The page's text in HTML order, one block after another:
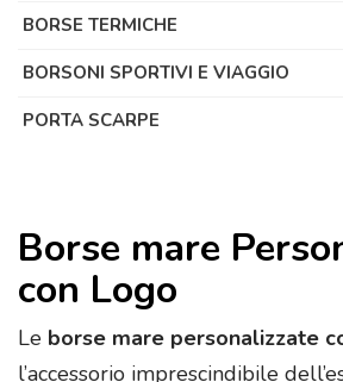
BORSE TERMICHE
BORSONI SPORTIVI E VIAGGIO
PORTA SCARPE
Borse mare
con Logo
Le borse mare personalizzate
l’accessorio imprescindibile